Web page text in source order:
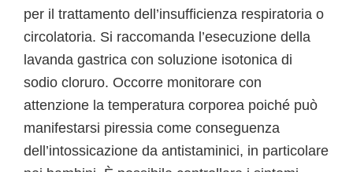
per il trattamento dell’insufficienza respiratoria o
circolatoria. Si raccomanda l’esecuzione della
lavanda gastrica con soluzione isotonica di
sodio cloruro. Occorre monitorare con
attenzione la temperatura corporea poiché può
manifestarsi piressia come conseguenza
dell’intossicazione da antistaminici, in particolare